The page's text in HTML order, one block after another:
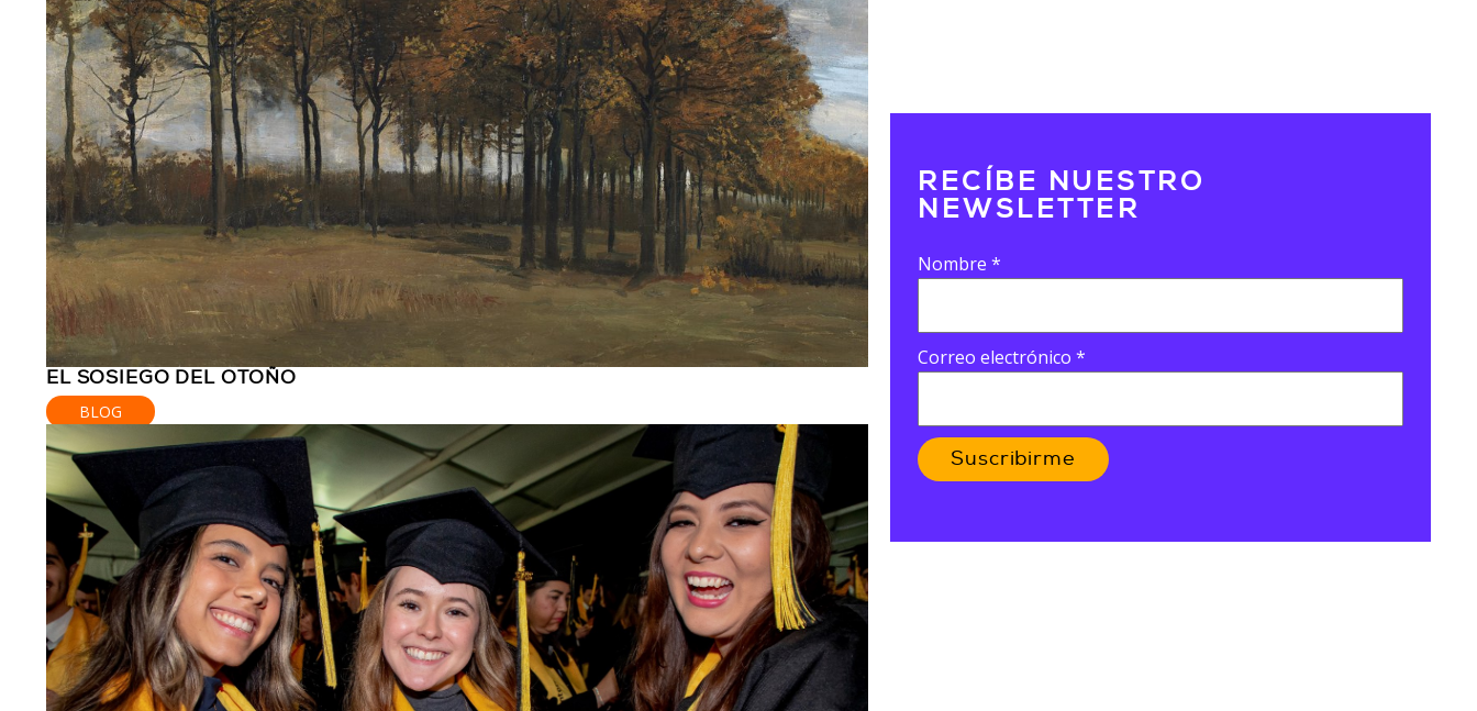
EL SOSIEGO DEL OTOÑO
BLOG
RECÍBE NUESTRO
NEWSLETTER
Nombre *
Correo electrónico *
Suscribirme